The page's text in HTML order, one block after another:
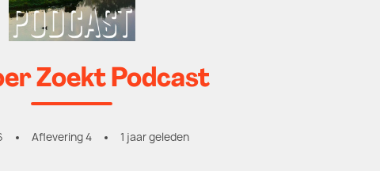
Zoekt Podcast
Aflevering 4 1 jaar geleden